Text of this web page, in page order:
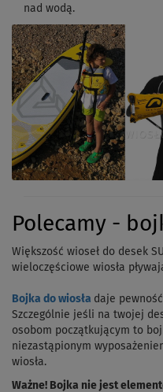
nad wodą.
Polecamy -
Większość wioseł do desek
wieloczęściowe wiosła
Bojka do wiosła daje
Szczególnie jeśli na twojej
osobom początkującym to
niezastąpionym
wiosła.
Ważne! Bojka nie jest